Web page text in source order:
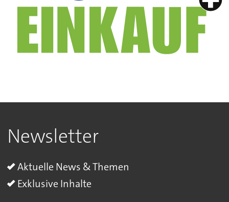
Newsletter
Aktuelle News & Themen
Exklusive Inhalte